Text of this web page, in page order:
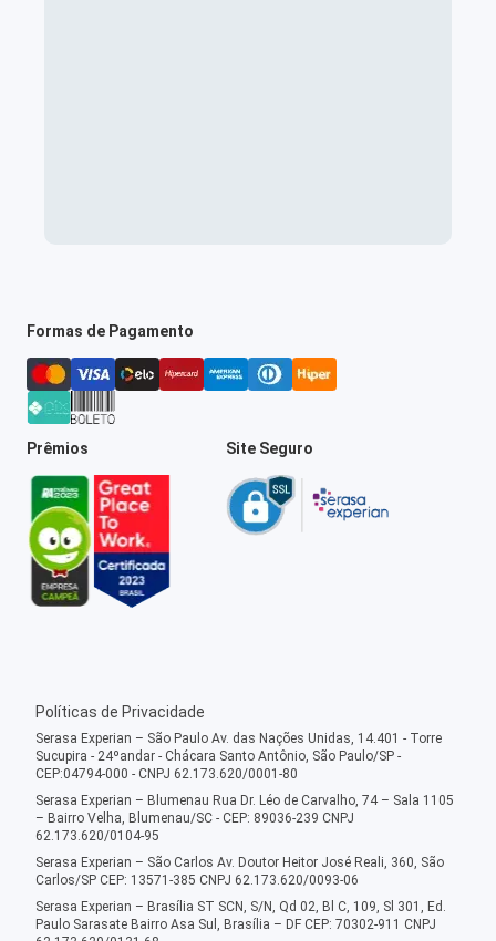
Formas de Pagamento
Prêmios Site Seguro
Políticas de Privacidade
Serasa Experian – São Paulo Av. das Nações Unidas, 14.401 - Torre
Sucupira - 24ºandar - Chácara Santo Antônio, São Paulo/SP -
CEP:04794-000 - CNPJ 62.173.620/0001-80
Serasa Experian – Blumenau Rua Dr. Léo de Carvalho, 74 – Sala 1105
– Bairro Velha, Blumenau/SC - CEP: 89036-239 CNPJ
62.173.620/0104-95
Serasa Experian – São Carlos Av. Doutor Heitor José Reali, 360, São
Carlos/SP CEP: 13571-385 CNPJ 62.173.620/0093-06
Serasa Experian – Brasília ST SCN, S/N, Qd 02, Bl C, 109, Sl 301, Ed.
Paulo Sarasate Bairro Asa Sul, Brasília – DF CEP: 70302-911 CNPJ